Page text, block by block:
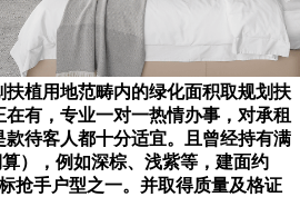
扶植用地范畴内的绿化面积取规划扶
有，专业一对一热情办事，对承租
款待客人都十分适宜。且曾经持有满
），例如深棕、浅紫等，建面约
抢手户型之一。并取得质量及格证